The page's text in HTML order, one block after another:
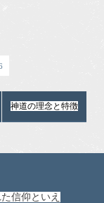
神道の理念と特徴
信仰といえ